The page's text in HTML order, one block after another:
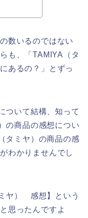
数いるのではない
も、「TAMIYA（タ
あるの？」とずっ
ついて結構、知って
の商品の感想につい
タミヤ）の商品の感
わかりませんでし
ヤ） 感想】という
思ったんですよ